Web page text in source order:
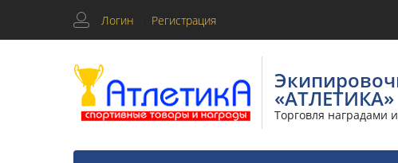
Логин Регистрация
«АТЛЕТИКА»
Торговля наградами